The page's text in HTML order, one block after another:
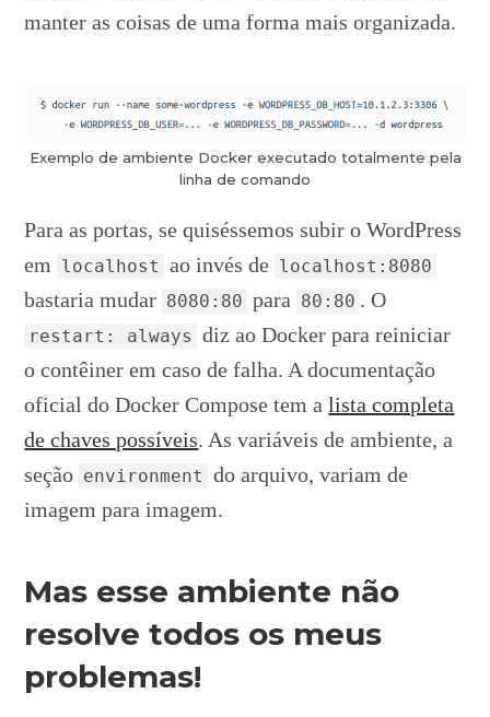
manter as coisas de uma forma mais organizada.
Exemplo de ambiente Docker executado totalmente pela
linha de comando
Para as portas, se quiséssemos subir o WordPress
em
localhost ao invés de localhost:8080
bastaria mudar 8080:80 para 80:80 . O
restart: always diz ao Docker para reiniciar
o contêiner em caso de falha. A documentação
oficial do Docker Compose tem alista completa
de chaves possíveis. As variáveis de ambiente, a
seção environment do arquivo, variam de
imagem para imagem.
Mas esse ambiente não
resolve todos os meus
problemas!